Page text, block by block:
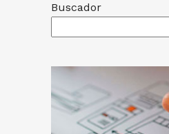
Buscador